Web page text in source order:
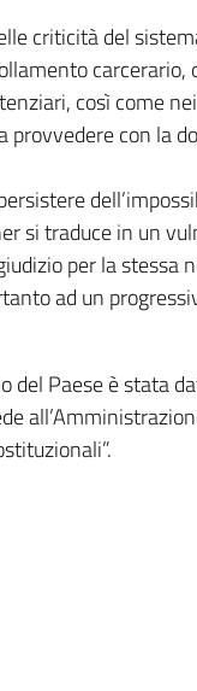
criticità del
carcerario,
così come
provvedere con la
si traduce in un
per la stessa
ad un
del Paese è stata